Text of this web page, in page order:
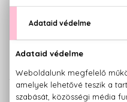
Gentle